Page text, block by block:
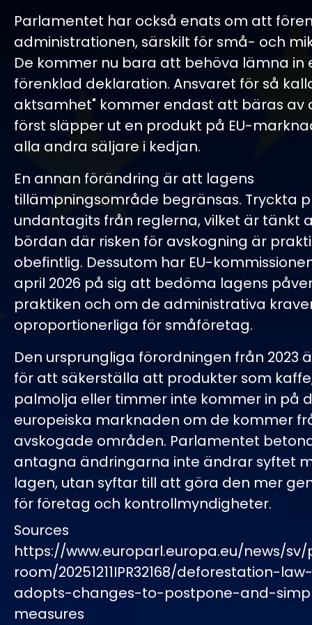
Parlamentet har också enats om att
administrationen, särskilt för små- och
De kommer nu bara att behöva lämna in
förenklad deklaration. Ansvaret för så
aktsamhet" kommer endast att bäras av
först släpper ut en produkt på EU-
alla andra säljare i kedjan.
En annan förändring är att lagens
tillämpningsområde begränsas. Tryckta
undantagits från reglerna, vilket är tänkt
bördan där risken för avskogning är
obefintlig. Dessutom har EU-
april 2026 på sig att bedöma lagens
praktiken och om de administrativa
oproportionerliga för småföretag.
Den ursprungliga förordningen från 2023
för att säkerställa att produkter som
palmolja eller timmer inte kommer in på
europeiska marknaden om de kommer
avskogade områden. Parlamentet
antagna ändringarna inte ändrar syftet
lagen, utan syftar till att göra den mer
för företag och kontrollmyndigheter.
Sources
https://www.europarl.europa.eu/news/
room/20251211IPR32168/deforestation-
adopts-changes-to-postpone-and-
measures